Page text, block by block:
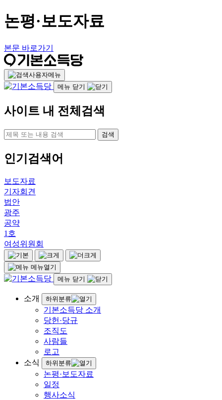
논평·보도자료
본문 바로가기
사용자메뉴
메뉴 닫기
사이트 내 전체검색
검색
인기검색어
보도자료
기자회견
법안
광주
공약
1호
여성위원회
메뉴열기
메뉴 닫기
소개 하위분류
기본소득당 소개
당헌·당규
조직도
사람들
로고
소식
하위분류
논평·보도자료
일정
행사소식